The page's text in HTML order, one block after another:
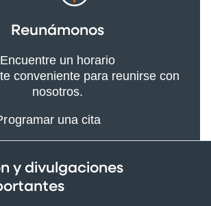
Reunámonos
Encuentre un horario
conveniente para reunirse con
nosotros.
una cita
y divulgaciones